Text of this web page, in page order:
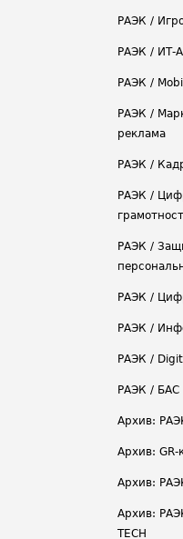
РАЭК /
РАЭК / ИТ-
РАЭК /
РАЭК /
реклама
РАЭК /
РАЭК /
РАЭК /
РАЭК /
РАЭК /
РАЭК /
РАЭК / БАС
Архив:
Архив: GR-
Архив:
Архив:
TECH